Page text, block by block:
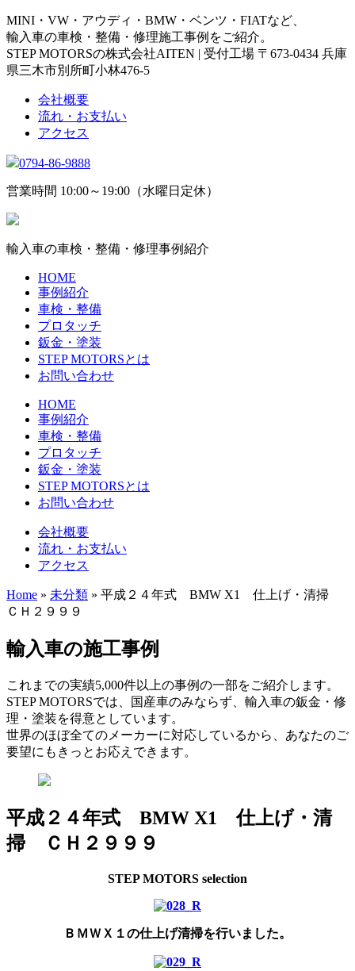
MINI・VW・アウディ・BMW・ベンツ・FIATなど、
輸入車の車検・整備・修理施工事例をご紹介。
STEP MOTORSの株式会社AITEN | 受付工場 〒673-0434 兵庫
県三木市別所町小林476-5
会社概要
流れ・お支払い
アクセス
0794-86-9888
営業時間 10:00～19:00（水曜日定休）
輸入車の車検・整備・修理事例紹介
HOME
事例紹介
車検・整備
プロタッチ
鈑金・塗装
STEP MOTORSとは
お問い合わせ
HOME
事例紹介
車検・整備
プロタッチ
鈑金・塗装
STEP MOTORSとは
お問い合わせ
会社概要
流れ・お支払い
アクセス
Home » 未分類 » 平成２４年式 BMW X1 仕上げ・清掃
ＣＨ２９９９
輸入車の施工事例
これまでの実績5,000件以上の事例の一部をご紹介します。
STEP MOTORSでは、国産車のみならず、輸入車の鈑金・修
理・塗装を得意としています。
世界のほぼ全てのメーカーに対応しているから、あなたのご
要望にもきっとお応えできます。
平成２４年式 BMW X1 仕上げ・清
掃 ＣＨ２９９９
STEP MOTORS selection
ＢＭＷＸ１の仕上げ清掃を行いました。